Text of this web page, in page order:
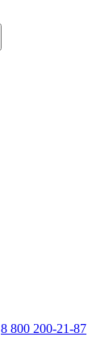
8 800 200-21-87